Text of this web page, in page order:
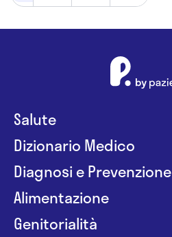
Salute
Dizionario Medico
Diagnosi e Prevenzione
Alimentazione
Genitorialità